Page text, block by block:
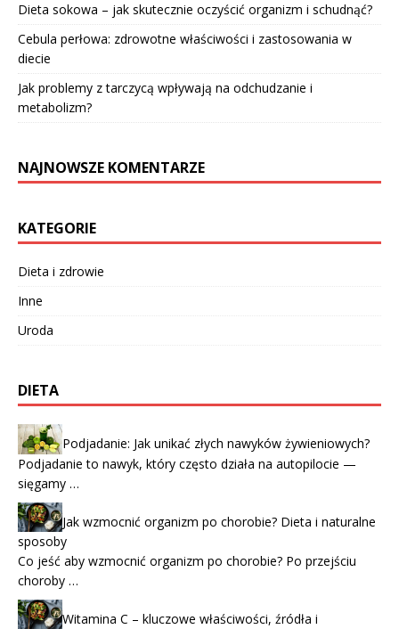
Dieta sokowa – jak skutecznie oczyścić organizm i schudnąć?
Cebula perłowa: zdrowotne właściwości i zastosowania w
diecie
Jak problemy z tarczycą wpływają na odchudzanie i
metabolizm?
NAJNOWSZE KOMENTARZE
KATEGORIE
Dieta i zdrowie
Inne
Uroda
DIETA
Podjadanie: Jak unikać złych nawyków żywieniowych?
Podjadanie to nawyk, który często działa na autopilocie —
sięgamy …
Jak wzmocnić organizm po chorobie? Dieta i naturalne
sposoby
Co jeść aby wzmocnić organizm po chorobie? Po przejściu
choroby …
Witamina C – kluczowe właściwości, źródła i